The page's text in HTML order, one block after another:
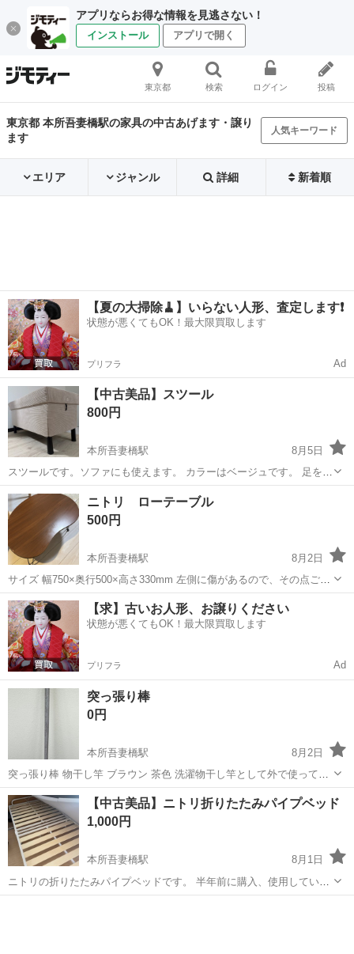
アプリならお得な情報を見逃さない！
インストール アプリで開く
東京都 検索 ログイン 投稿
東京都 本所吾妻橋駅の家具の中古あげます・譲り
ます
人気キーワード
エリア ジャンル 詳細 新着順
【夏の大掃除🧹】いらない人形、査定します❗️
状態が悪くてもOK！最大限買取します
プリフラ Ad
【中古美品】スツール
800円
本所吾妻橋駅
8月5日
スツールです。ソファにも使えます。 カラーはベージュです。 足を
15cmの高いものに変えています。 元の足はありません。 取りに来て
いただける方限定でお願い致します。
東京 墨田区 本所吾妻橋駅 椅子
ニトリ ローテーブル
500円
本所吾妻橋駅
8月2日
サイズ 幅750×奥行500×高さ330mm 左側に傷があるので、その点ご承
知いただけますと幸いです。 自宅まで受け取りに来ていただける方を
優先します。
東京 墨田区 本所吾妻橋駅 テーブル
【求】古いお人形、お譲りください
状態が悪くてもOK！最大限買取します
プリフラ Ad
突っ張り棒
0円
本所吾妻橋駅
8月2日
突っ張り棒 物干し竿 ブラウン 茶色 洗濯物干し竿として外で使ってい
ました。
東京 墨田区 本所吾妻橋駅 家具 突っ張り棒
【中古美品】ニトリ折りたたみパイプベッド
1,000円
本所吾妻橋駅
8月1日
ニトリの折りたたみパイプベッドです。 半年前に購入、使用していま
した。 折りたたみも可能です。 引き取りに来てくださる方限定でお願